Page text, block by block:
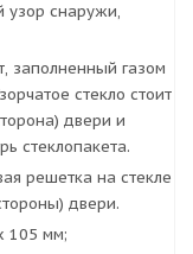
узор снаружи,
заполненный газом
стекло стоит
двери и
стеклопакета.
решетка на стекле
двери.
105 мм;